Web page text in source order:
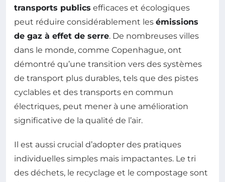
transports publics efficaces et écologiques
peut réduire considérablement les émissions
de gaz à effet de serre. De nombreuses villes
dans le monde, comme Copenhague, ont
démontré qu’une transition vers des systèmes
de transport plus durables, tels que des pistes
cyclables et des transports en commun
électriques, peut mener à une amélioration
significative de la qualité de l’air.
Il est aussi crucial d’adopter des pratiques
individuelles simples mais impactantes. Le tri
des déchets, le recyclage et le compostage sont